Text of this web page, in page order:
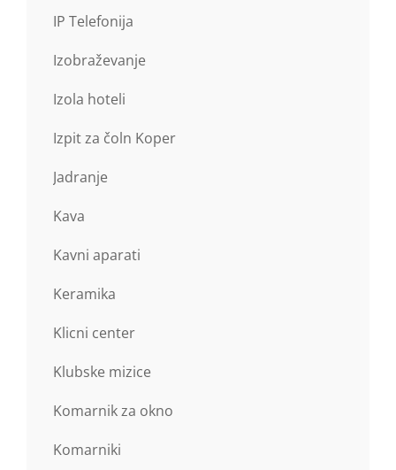
IP Telefonija
Izobraževanje
Izola hoteli
Izpit za čoln Koper
Jadranje
Kava
Kavni aparati
Keramika
Klicni center
Klubske mizice
Komarnik za okno
Komarniki